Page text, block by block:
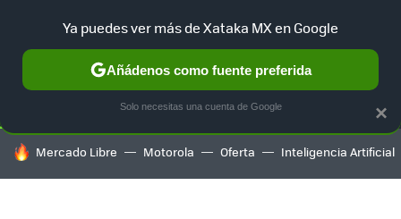
SELECCIÓN GAMING HOME AUTO TERRITORIO
HOY SE HABLA DE
Mercado Libre Motorola Oferta Inteligencia Artificial
×
Ya puedes ver más de Xataka MX en Google
Añádenos como fuente preferida
Solo necesitas una cuenta de Google